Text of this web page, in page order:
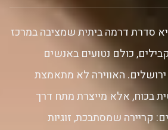
סדרת דרמה ביתית שמציבה במרכז
כולם נטועים באנשים
האווירה לא מתאמצת
בכוח, אלא מייצרת מתח דרך
קריירה שמסתבכת, זוגיות